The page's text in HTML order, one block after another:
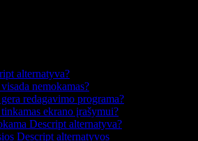
alternatyva?
nemokamas?
redagavimo programa?
ekrano įrašymui?
Descript alternatyva?
Descript alternatyvos